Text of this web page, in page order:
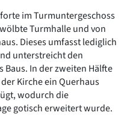
im Turmuntergeschoss
Turmhalle und von
Dieses umfasst lediglich
unterstreicht den
In der zweiten Hälfte
Kirche ein Querhaus
wodurch die
gotisch erweitert wurde.